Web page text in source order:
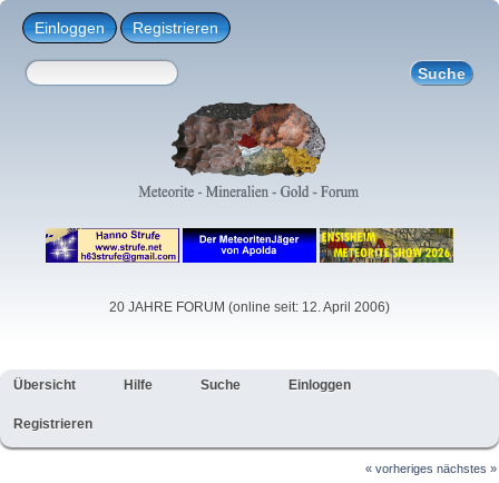
Einloggen Registrieren
20 JAHRE FORUM (online seit: 12. April 2006)
Übersicht Hilfe Suche Einloggen
Registrieren
« vorheriges nächstes »